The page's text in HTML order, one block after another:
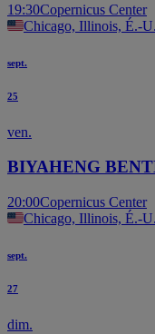
19:30Copernicus Center
Chicago, Illinois, É.-U.
sept.
25
ven.
BIYAHENG
20:00Copernicus Center
Chicago, Illinois, É.-U.
sept.
27
dim.